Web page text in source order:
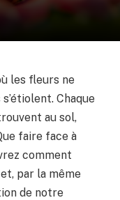
les fleurs ne
Chaque
au sol,
faire face à
comment
par la même
de notre